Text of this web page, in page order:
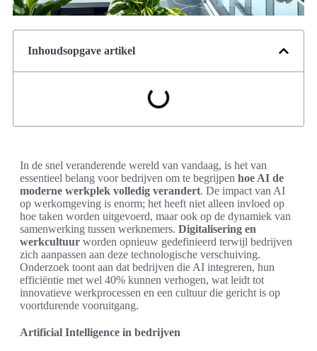
Inhoudsopgave artikel
In de snel veranderende wereld van vandaag, is het van
essentieel belang voor bedrijven om te begrijpen hoe AI de
moderne werkplek volledig verandert. De impact van AI
op werkomgeving is enorm; het heeft niet alleen invloed op
hoe taken worden uitgevoerd, maar ook op de dynamiek van
samenwerking tussen werknemers. Digitalisering en
werkcultuur worden opnieuw gedefinieerd terwijl bedrijven
zich aanpassen aan deze technologische verschuiving.
Onderzoek toont aan dat bedrijven die AI integreren, hun
efficiëntie met wel 40% kunnen verhogen, wat leidt tot
innovatieve werkprocessen en een cultuur die gericht is op
voortdurende vooruitgang.
Artificial Intelligence in bedrijven